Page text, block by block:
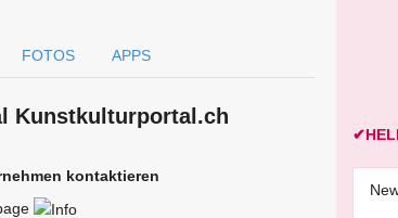
FOTOS APPS
Kunstkulturportal.ch
kontaktieren
✔